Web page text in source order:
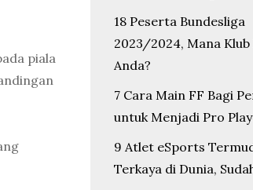
piala
18 Peserta Bundesliga
2023/2024, Mana
Anda?
7 Cara Main FF Bagi
untuk Menjadi Pro
9 Atlet eSports
Terkaya di Dunia,